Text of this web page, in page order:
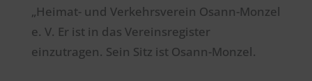
„Heimat- und Verkehrsverein Osann-Monzel
e. V. Er ist in das Vereinsregister
einzutragen. Sein Sitz ist Osann-Monzel.